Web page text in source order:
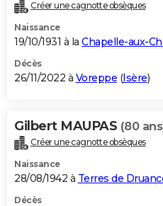
Créer une cagnotte obsèques
Naissance
19/10/1931 à la Chapelle-aux-
Décès
26/11/2022 à Voreppe (Isère)
Gilbert MAUPAS (80
Créer une cagnotte obsèques
Naissance
28/08/1942 à Terres de
Décès